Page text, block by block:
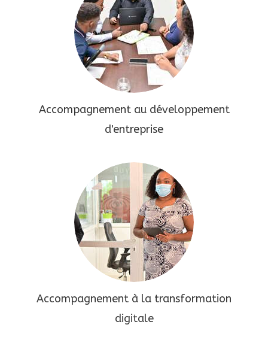
Accompagnement au développement
d'entreprise
Accompagnement à la transformation
digitale